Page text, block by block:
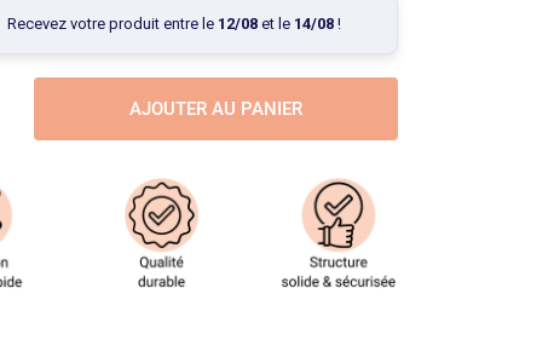
Recevez votre produit entre le 12/08et le 14/08!
AJOUTER AU PANIER